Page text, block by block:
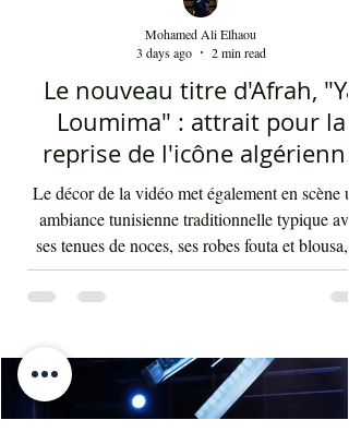
Le nouveau titre d'Afrah, "Ya
Loumima" : attrait pour la
reprise de l'icône algérienne
Rabah Driassa
Le décor de la vidéo met également en scène
ambiance tunisienne traditionnelle typique
de beauté, ainsi que la foule attirée et entraînée
cette célébration, comprenant notamment les
youyous, les larmes de bonheur et les
Mohamed Ali Elhaou
3 days ago
2 min read